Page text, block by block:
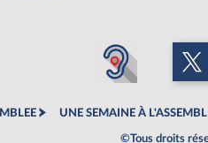
UNE SEMAINE À
©Tous droits